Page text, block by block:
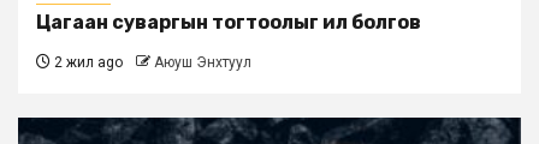
Цагаан суваргын тогтоолыг ил болгов
2 жил ago Аюуш Энхтуул